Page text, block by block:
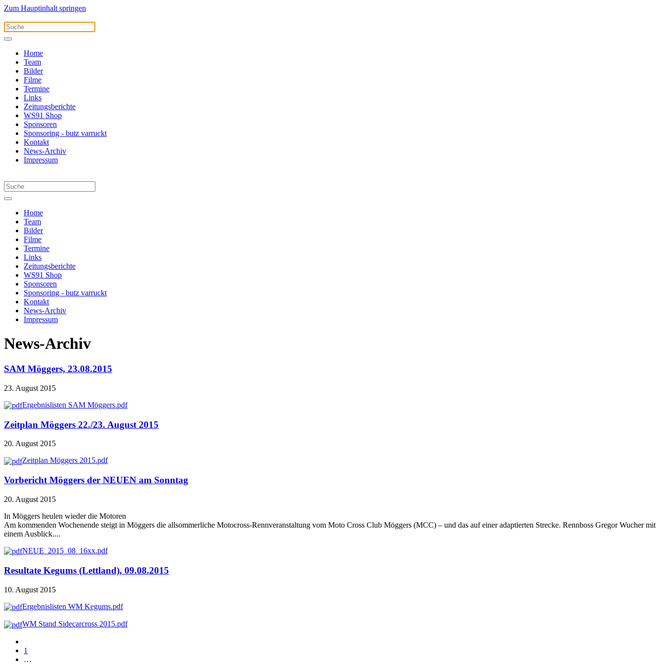
Zum Hauptinhalt springen
Home
Team
Bilder
Filme
Termine
Links
Zeitungsberichte
WS91 Shop
Sponsoren
Sponsoring - butz varruckt
Kontakt
News-Archiv
Impressum
Home
Team
Bilder
Filme
Termine
Links
Zeitungsberichte
WS91 Shop
Sponsoren
Sponsoring - butz varruckt
Kontakt
News-Archiv
Impressum
News-Archiv
SAM Möggers, 23.08.2015
23. August 2015
Ergebnislisten SAM Möggers.pdf
Zeitplan Möggers 22./23. August 2015
20. August 2015
Zeitplan Möggers 2015.pdf
Vorbericht Möggers der NEUEN am Sonntag
20. August 2015
In Möggers heulen wieder die Motoren
Am kommenden Wochenende steigt in Möggers die allsommerliche Motocross-Rennveranstaltung vom Moto Cross Club Möggers (MCC) – und das auf einer adaptierten Strecke. Rennboss Gregor Wucher mit
einem Ausblick....
NEUE_2015_08_16xx.pdf
Resultate Kegums (Lettland), 09.08.2015
10. August 2015
Ergebnislisten WM Kegums.pdf
WM Stand Sidecarcross 2015.pdf
1
…